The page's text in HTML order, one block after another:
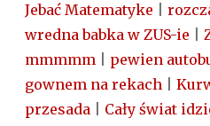
Jebać Matematyke
wredna babka w ZUS-ie
mmmmm
pewien
gownem na rekach
przesada
Cały świat